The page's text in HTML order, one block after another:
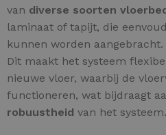
van diverse soorten
laminaat of tapijt, die
kunnen worden aangebracht.
Dit maakt het systeem
nieuwe vloer, waarbij de
functioneren, wat bijdraagt
robuustheid van het systeem.